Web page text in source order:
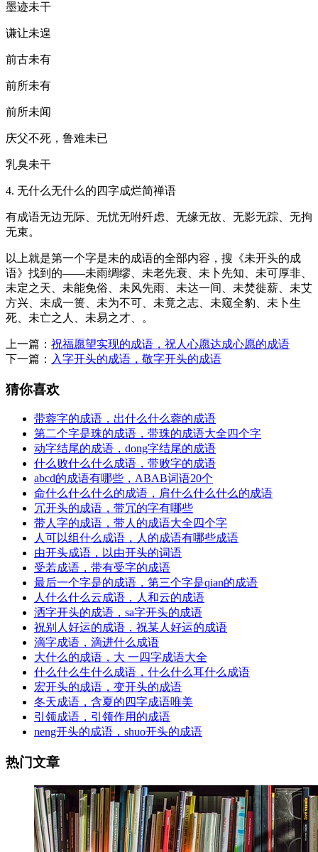
墨迹未干
谦让未遑
前古未有
前所未有
前所未闻
庆父不死，鲁难未已
乳臭未干
4. 无什么无什么的四字成烂简禅语
有成语无边无际、无忧无咐歼虑、无缘无故、无影无踪、无拘
无束。
以上就是第一个字是未的成语的全部内容，搜《未开头的成
语》找到的——未雨绸缪、未老先衰、未卜先知、未可厚非、
未定之天、未能免俗、未风先雨、未达一间、未焚徙薪、未艾
方兴、未成一篑、未为不可、未竟之志、未窥全豹、未卜生
死、未亡之人、未易之才、。
上一篇： 祝福愿望实现的成语，祝人心愿达成心愿的成语
下一篇： 入字开头的成语，敬字开头的成语
猜你喜欢
带蓉字的成语，出什么什么蓉的成语
第二个字是珠的成语，带珠的成语大全四个字
动字结尾的成语，dong字结尾的成语
什么败什么什么成语，带败字的成语
abcd的成语有哪些，ABAB词语20个
命什么什么什么的成语，肩什么什么什么的成语
冗开头的成语，带冗的字有哪些
带人字的成语，带人的成语大全四个字
人可以组什么成语，人的成语有哪些成语
由开头成语，以由开头的词语
受若成语，带有受字的成语
最后一个字是的成语，第三个字是qian的成语
人什么什么云成语，人和云的成语
洒字开头的成语，sa字开头的成语
祝别人好运的成语，祝某人好运的成语
滴字成语，滴进什么成语
大什么的成语，大 一四字成语大全
什么什么生什么成语，什么什么耳什么成语
宏开头的成语，变开头的成语
冬天成语，含夏的四字成语唯美
引领成语，引领作用的成语
neng开头的成语，shuo开头的成语
热门文章